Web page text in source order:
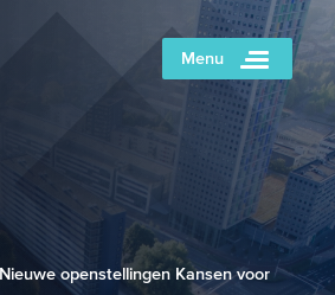
Menu
Nieuwe openstellingen Kansen voor